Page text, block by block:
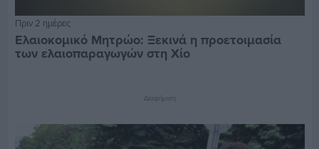
Πριν 2 ημέρες
Ελαιοκομικό Μητρώο: Ξεκινά η προετοιμασία
των ελαιοπαραγωγών στη Χίο
Διαφήμιση